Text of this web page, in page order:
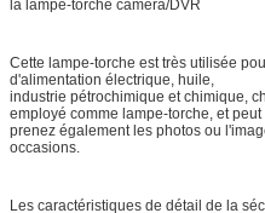
la lampe-torche camera/DVR
Cette lampe-torche est très utilisée
d'alimentation électrique, huile,
industrie pétrochimique et chimique,
employé comme lampe-torche, et peut
prenez également les photos ou
occasions.
Les caractéristiques de détail de la